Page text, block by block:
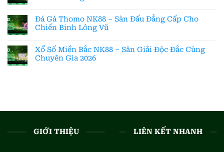
Đá Gà Thomo NK88 – Sàn Đấu Đẳng Cấp Cho
Chiến Binh Lông Vũ
Xổ Số Miền Bắc NK88 – Săn Giải Độc Đắc Cùng
Chuyên Gia 2026
GIỚI THIỆU LIÊN KẾT NHANH